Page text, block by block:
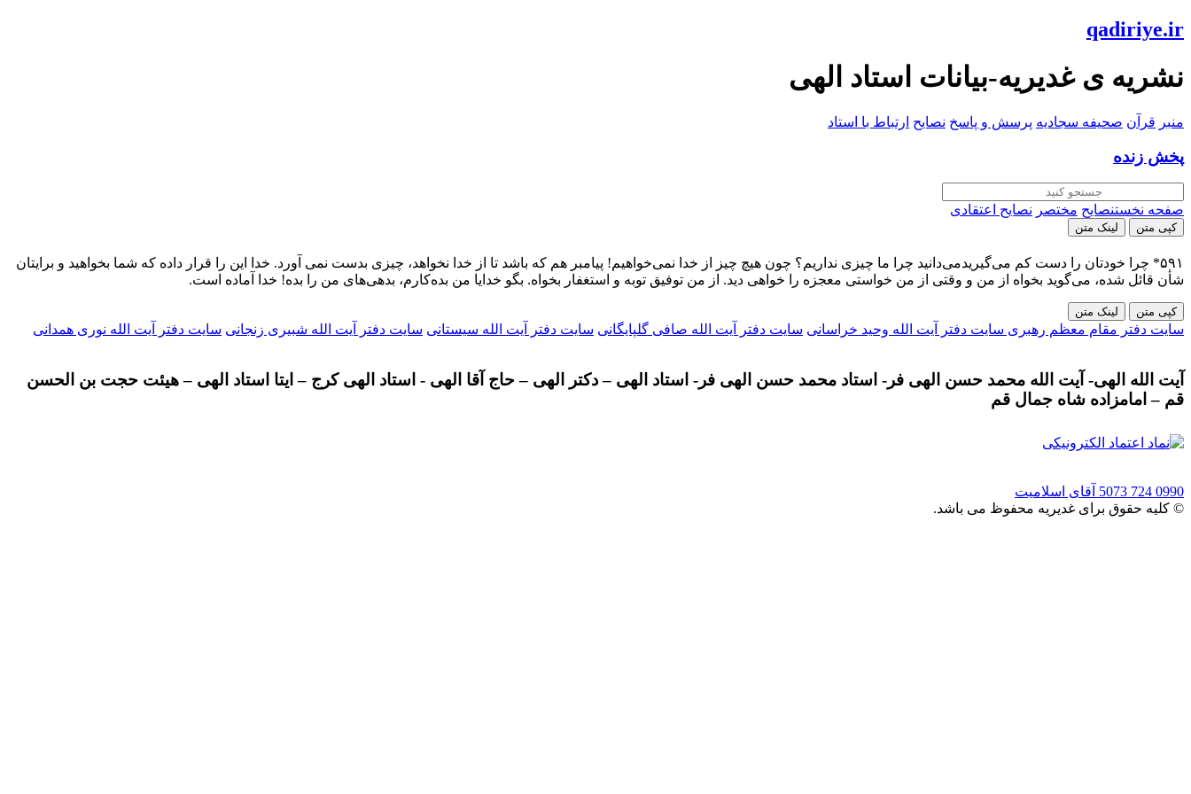
qadiriye.ir
نشریه ی غدیریه-بیانات استاد الهی
منبر قرآن صحیفه سجادیه پرسش و پاسخ نصایح ارتباط با استاد
پخش زنده
صفحه نخستنصایح مختصر نصایح اعتقادی
کپی متن لینک متن
۵۹۱* چرا خودتان را دست کم می‌گیریدمی‌دانید چرا ما چیزی نداریم؟ چون هیچ چیز از خدا نمی‌خواهیم! پیامبر هم که باشد تا از خدا نخواهد، چیزی بدست نمی آورد. خدا این را قرار داده که شما بخواهید و برایتان
شأن قائل شده، می‌گوید بخواه از من و وقتی از من خواستی معجزه را خواهی دید. از من توفیق توبه و استغفار بخواه. بگو خدایا من بده‌کارم، بدهی‌های من را بده! خدا آماده است.
کپی متن لینک متن
سایت دفتر مقام معظم رهبری سایت دفتر آیت الله وحید خراسانی سایت دفتر آیت الله صافی گلپایگانی سایت دفتر آیت الله سیستانی سایت دفتر آیت الله شبیری زنجانی سایت دفتر آیت الله نوری همدانی
آیت الله الهی- آیت الله محمد حسن الهی فر- استاد محمد حسن الهی فر- استاد الهی – دکتر الهی – حاج آقا الهی - استاد الهی کرج – ایتا استاد الهی – هیئت حجت بن الحسن
قم – امامزاده شاه جمال قم
0990 724 5073
آقای اسلامیت
© کلیه حقوق برای غدیریه محفوظ می باشد.